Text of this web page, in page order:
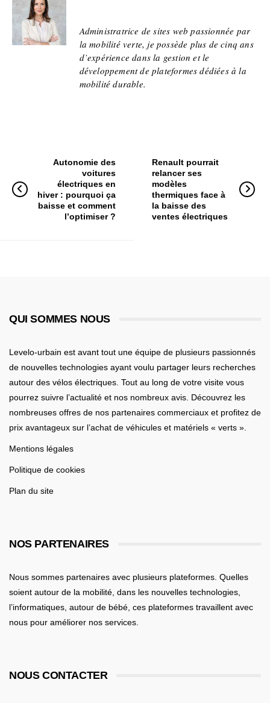
Administratrice de sites web passionnée par
la mobilité verte, je possède plus de cinq ans
d’expérience dans la gestion et le
développement de plateformes dédiées à la
mobilité durable.
Autonomie des
voitures
électriques en
hiver : pourquoi ça
baisse et comment
l’optimiser ?
Renault pourrait
relancer ses
modèles
thermiques face à
la baisse des
ventes électriques
QUI SOMMES NOUS
Levelo-urbain est avant tout une équipe de plusieurs passionnés
de nouvelles technologies ayant voulu partager leurs recherches
autour des vélos électriques. Tout au long de votre visite vous
pourrez suivre l’actualité et nos nombreux avis. Découvrez les
nombreuses offres de nos partenaires commerciaux et profitez de
prix avantageux sur l’achat de véhicules et matériels « verts ».
Mentions légales
Politique de cookies
Plan du site
NOS PARTENAIRES
Nous sommes partenaires avec plusieurs plateformes. Quelles
soient autour de la mobilité , dans les nouvelles technologies,
l’informatiques, autour de bébé , ces plateformes travaillent avec
nous pour améliorer nos services.
NOUS CONTACTER